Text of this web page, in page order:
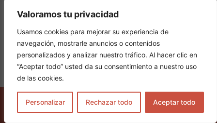
Valoramos tu privacidad
Usamos cookies para mejorar su experiencia de
navegación, mostrarle anuncios o contenidos
personalizados y analizar nuestro tráfico. Al hacer clic en
“Aceptar todo” usted da su consentimiento a nuestro uso
de las cookies.
Personalizar Rechazar todo Aceptar todo
COMPRAR ENTRADAS